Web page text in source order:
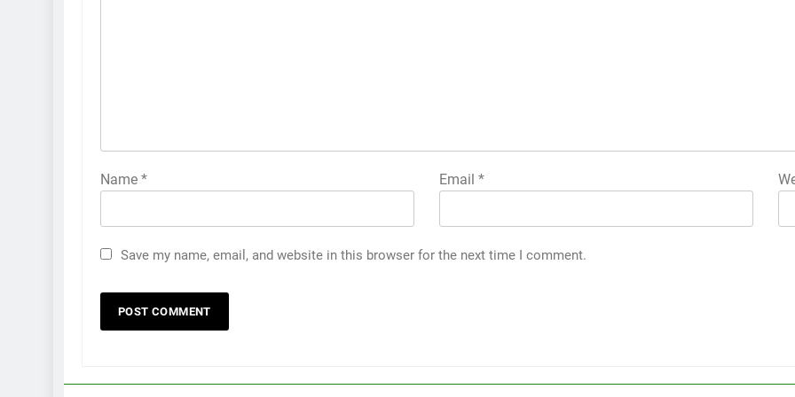
Name * Email*
Save my name, email, and website in this browser for the next time I comment.